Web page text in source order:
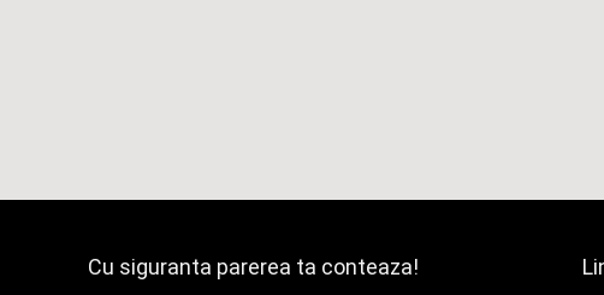
Cu siguranta parerea ta conteaza!